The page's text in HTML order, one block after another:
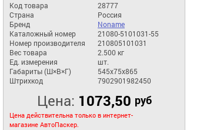
Код товара
28777
Страна
Россия
Бренд
Noname
Каталожный номер
21080-5101031-55
Номер производителя
210805101031
Вес товара
2.500 кг
Ед. измерения
шт.
Габариты (Ш×В×Г)
545x75x865
Штрихкод
7902901982450
Цена: 1073,50 руб
Цена действительна только в интернет-
магазине АвтоПаскер.